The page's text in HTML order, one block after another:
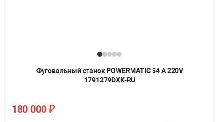
Фуговальный станок POWERMATIC 54 A 220V
1791279DXK-RU
180 000 ₽